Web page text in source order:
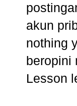
akun
nothing
beropini
Lesson